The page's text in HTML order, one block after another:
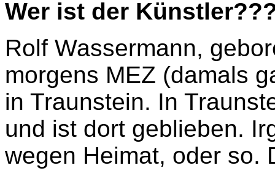
Wer ist der
Rolf Wassermann,
morgens MEZ (damals
in Traunstein. In
und ist dort geblieben.
wegen Heimat, oder so.